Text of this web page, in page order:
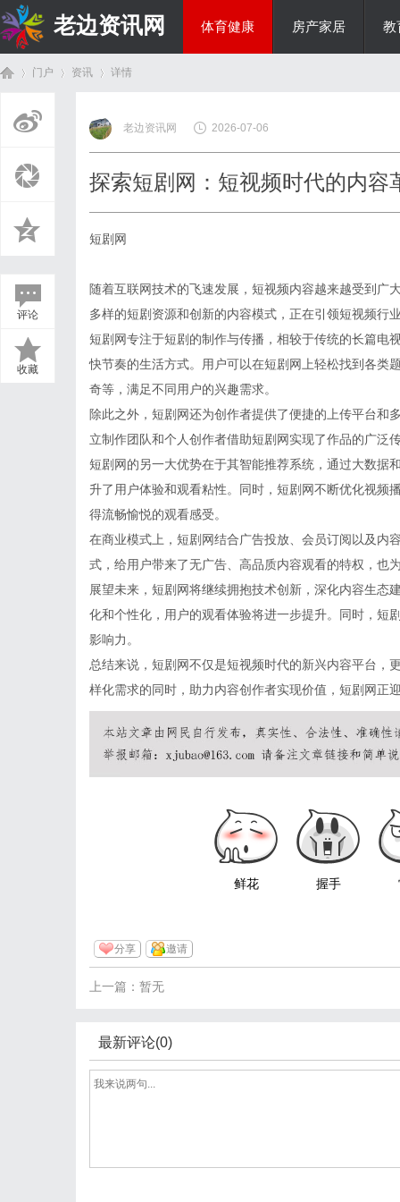
老边资讯网 体育健康 房产家居 教
门户 资讯
›
详情
评论
收藏
老边资讯网 2026-07-06
探索短剧网：短视频时代的内容
短剧网
随着互联网技术的飞速发展，短视频内容越来越受到广
多样的短剧资源和创新的内容模式，正在引领短视频行
短剧网专注于短剧的制作与传播，相较于传统的长篇电
快节奏的生活方式。用户可以在短剧网上轻松找到各类
奇等，满足不同用户的兴趣需求。
除此之外，短剧网还为创作者提供了便捷的上传平台和
立制作团队和个人创作者借助短剧网实现了作品的广泛
短剧网的另一大优势在于其智能推荐系统，通过大数据
升了用户体验和观看粘性。同时，短剧网不断优化视频
得流畅愉悦的观看感受。
在商业模式上，短剧网结合广告投放、会员订阅以及内
式，给用户带来了无广告、高品质内容观看的特权，也
展望未来，短剧网将继续拥抱技术创新，深化内容生态
化和个性化，用户的观看体验将进一步提升。同时，短
影响力。
总结来说，短剧网不仅是短视频时代的新兴内容平台，
样化需求的同时，助力内容创作者实现价值，短剧网正
鲜花 握手
分享 邀请
上一篇：暂无
最新评论(0)